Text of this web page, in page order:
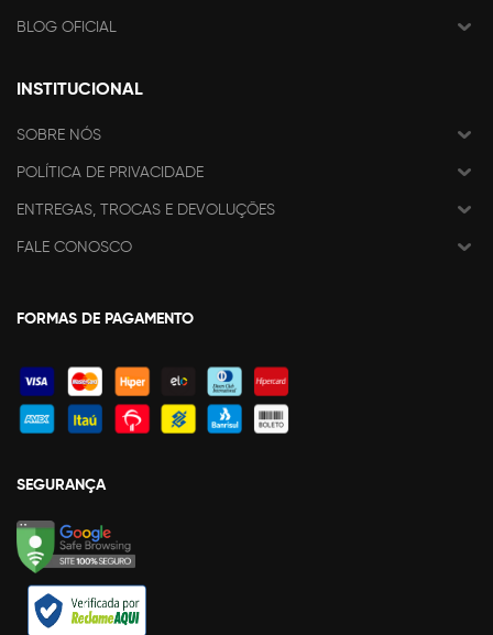
BLOG OFICIAL
INSTITUCIONAL
SOBRE NÓS
POLÍTICA DE PRIVACIDADE
ENTREGAS, TROCAS E DEVOLUÇÕES
FALE CONOSCO
FORMAS DE PAGAMENTO
SEGURANÇA